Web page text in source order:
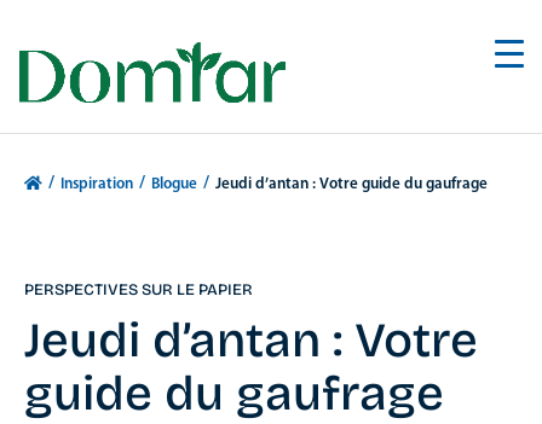
/ Inspiration / Blogue / Jeudi d’antan : Votre guide du gaufrage
PERSPECTIVES SUR LE PAPIER
Jeudi d’antan : Votre
guide du gaufrage